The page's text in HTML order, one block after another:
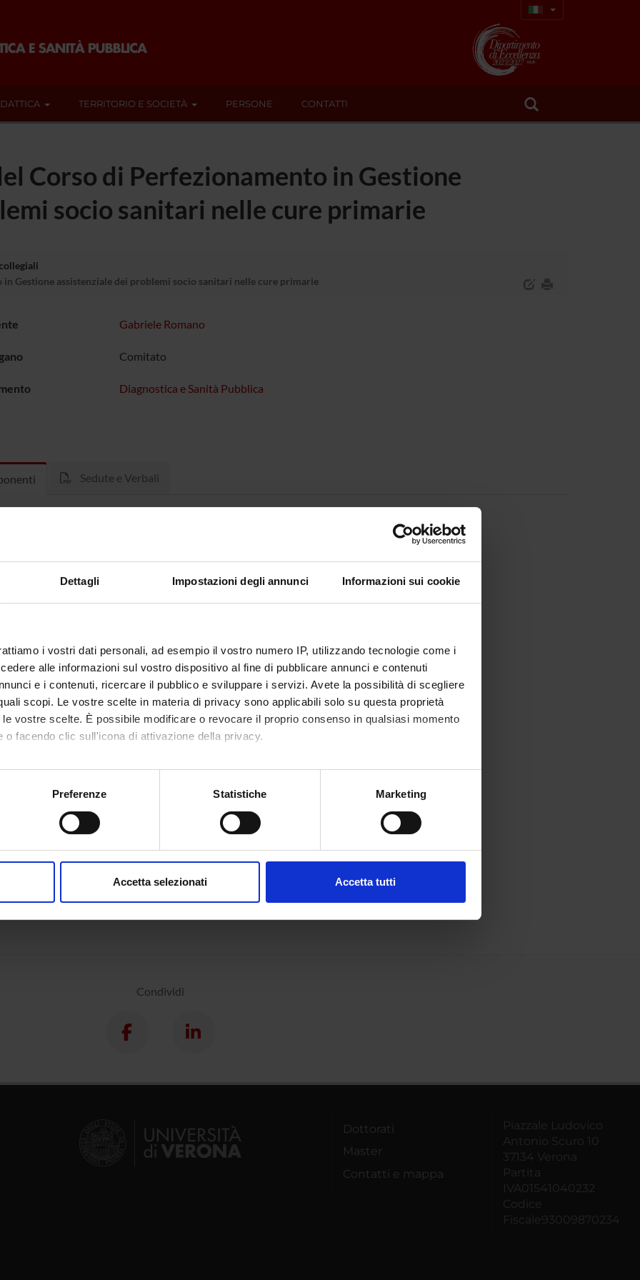
Dettagli Impostazioni degli annunci Informazioni sui cookie
i vostri dati personali, ad esempio il vostro numero IP, utilizzando tecnologie come i
alle informazioni sul vostro dispositivo al fine di pubblicare annunci e contenuti
e i contenuti, ricercare il pubblico e sviluppare i servizi. Avete la possibilità di scegliere
scopi. Le vostre scelte in materia di privacy sono applicabili solo su questa proprietà
vostre scelte. È possibile modificare o revocare il proprio consenso in qualsiasi momento
o facendo clic sull'icona di attivazione della privacy.
anche:
sulla tua posizione geografica, con un'approssimazione di qualche metro,
in qualsiasi momento dalla Dichiarazione sui cookie.
Preferenze Statistiche Marketing
Accetta selezionati Accetta tutti
TERRITORIO E SOCIETÀ PERSONE CONTATTI
Corso di Perfezionamento in Gestione
socio sanitari nelle cure primarie
Gestione assistenziale dei problemi socio sanitari nelle cure primarie
Gabriele Romano
Comitato
Diagnostica e Sanità Pubblica
Sedute e Verbali
Stefano Tardivo
Condividi
Dottorati
Master
Contatti e mappa
Piazzale Ludovico
Antonio Scuro 10
37134 Verona
Partita
IVA01541040232
Codice
Fiscale93009870234